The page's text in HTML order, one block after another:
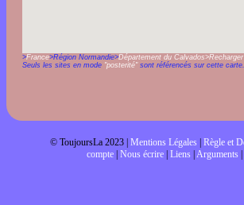
>France>Région Normandie>Département du Calvados
Seuls les sites en mode "posterité"sont référencés sur cette carte.
© ToujoursLa 2023 | Mentions Légales Règle et
compte| Nous écrire| Liens| Arguments|